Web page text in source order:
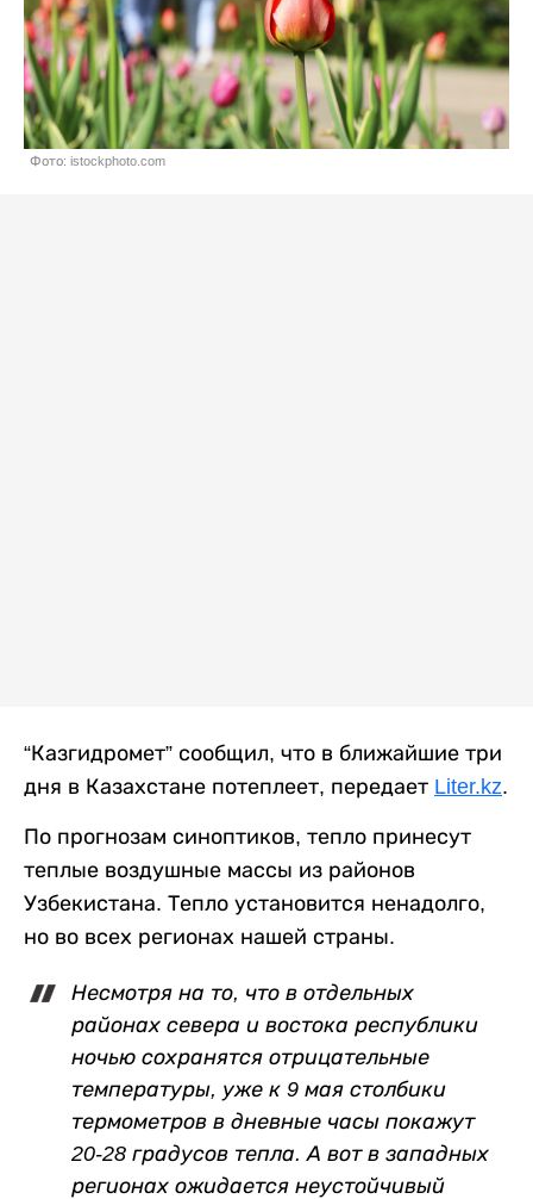
Фото: istockphoto.com
“Казгидромет” сообщил, что в ближайшие три
дня в Казахстане потеплеет, передает Liter.kz.
По прогнозам синоптиков, тепло принесут
теплые воздушные массы из районов
Узбекистана. Тепло установится ненадолго,
но во всех регионах нашей страны.
Несмотря на то, что в отдельных
районах севера и востока республики
ночью сохранятся отрицательные
температуры, уже к 9 мая столбики
термометров в дневные часы покажут
20-28 градусов тепла. А вот в западных
регионах ожидается неустойчивый